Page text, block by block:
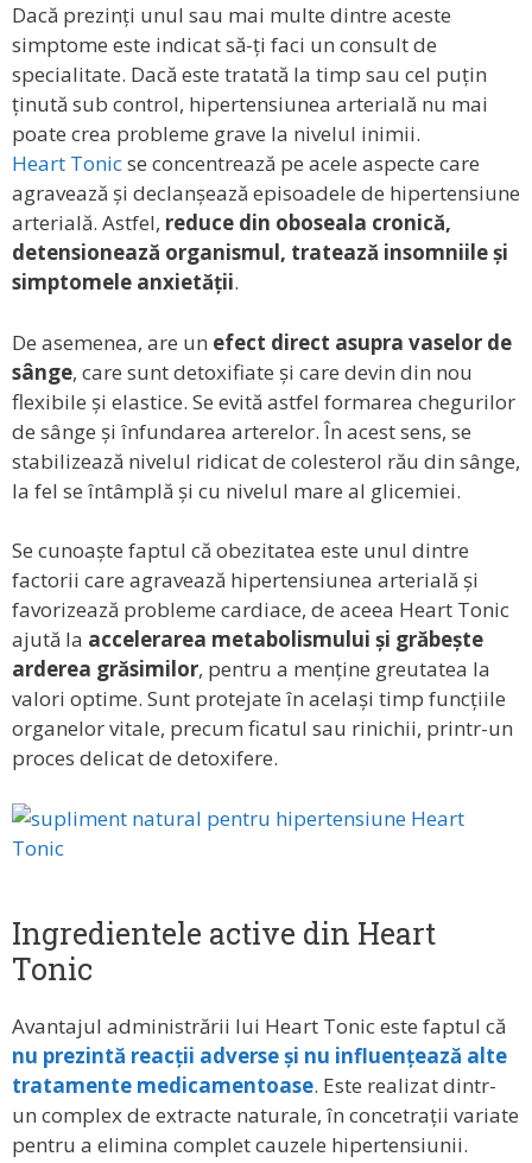
Dacă prezinți unul sau mai multe dintre aceste
simptome este indicat să-ți faci un consult de
specialitate. Dacă este tratată la timp sau cel puțin
ținută sub control, hipertensiunea arterială nu mai
poate crea probleme grave la nivelul inimii.
Heart Tonicse concentrează pe acele aspecte care
agravează și declanșează episoadele de hipertensiune
arterială. Astfel, reduce din oboseala cronică,
detensionează organismul, tratează insomniile și
simptomele anxietății.
De asemenea, are un efect direct asupra vaselor de
sânge, care sunt detoxifiate și care devin din nou
flexibile și elastice. Se evită astfel formarea chegurilor
de sânge și înfundarea arterelor. În acest sens, se
stabilizează nivelul ridicat de colesterol rău din sânge,
la fel se întâmplă și cu nivelul mare al glicemiei.
Se cunoaște faptul că obezitatea este unul dintre
factorii care agravează hipertensiunea arterială și
favorizează probleme cardiace, de aceea Heart Tonic
ajută la accelerarea metabolismului și grăbește
arderea grăsimilor, pentru a menține greutatea la
valori optime. Sunt protejate în același timp funcțiile
organelor vitale, precum ficatul sau rinichii, printr-un
proces delicat de detoxifere.
Ingredientele active din Heart
Tonic
Avantajul administrării lui Heart Tonic este faptul că
nu prezintă reacții adverse și nu influențează alte
tratamente medicamentoase. Este realizat dintr-
un complex de extracte naturale, în concetrații variate
pentru a elimina complet cauzele hipertensiunii.